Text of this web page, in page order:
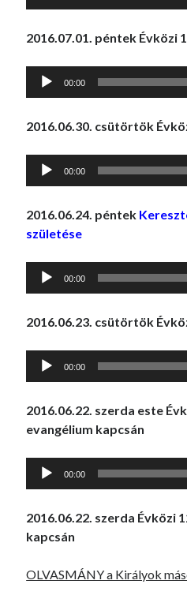
2016.07.01. péntek Évközi
Audió
00:00
2016.06.30. csütörtök
Audió
00:00
2016.06.24. péntek
születése
Audió
00:00
2016.06.23. csütörtök
Audió
00:00
2016.06.22. szerda este
evangélium kapcsán
Audió
00:00
2016.06.22. szerda Évközi
kapcsán
OLVASMÁNY a Királyok